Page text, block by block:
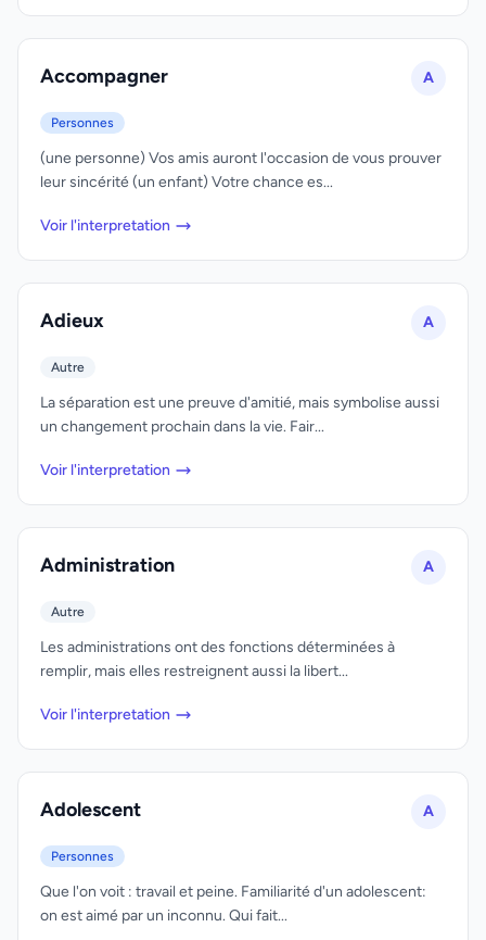
Accompagner A
Personnes
(une personne) Vos amis auront l'occasion de vous prouver
leur sincérité (un enfant) Votre chance es...
Voir l'interpretation
Adieux A
Autre
La séparation est une preuve d'amitié, mais symbolise aussi
un changement prochain dans la vie. Fair...
Voir l'interpretation
Administration A
Autre
Les administrations ont des fonctions déterminées à
remplir, mais elles restreignent aussi la libert...
Voir l'interpretation
Adolescent A
Personnes
Que l'on voit : travail et peine. Familiarité d'un adolescent:
on est aimé par un inconnu. Qui fait...